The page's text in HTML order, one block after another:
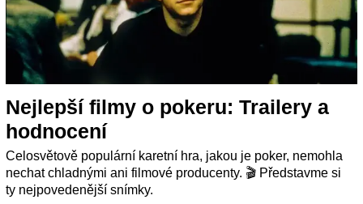
Nejlepší filmy o pokeru: Trailery a
hodnocení
Celosvětově populární karetní hra, jakou je poker, nemohla
nechat chladnými ani filmové producenty. 🎬 Představme si
ty nejpovedenější snímky.